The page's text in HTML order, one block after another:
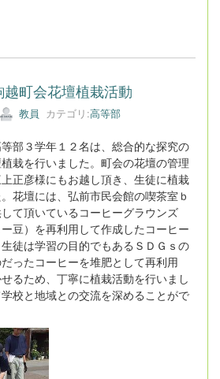
町会花壇植栽活動
教員 カテゴリ:高等部
部３学年１２名は、総合的な探究の
栽を行いました。町会の花壇の管理
正彦様にもお越し頂き、生徒に植栽
花壇には、弘前市民会館の喫茶室ｂ
て頂いているコーヒーグラウンズ
ー豆）を再利用して作成したコーヒー
徒は学習の目的でもあるＳＤＧｓの
ったコーヒーを堆肥として再利用
るため、丁寧に植栽活動を行いまし
校と地域との交流を深めることがで